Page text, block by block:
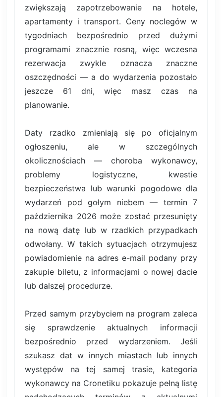
zwiększają zapotrzebowanie na hotele,
apartamenty i transport. Ceny noclegów w
tygodniach bezpośrednio przed dużymi
programami znacznie rosną, więc wczesna
rezerwacja zwykle oznacza znaczne
oszczędności — a do wydarzenia pozostało
jeszcze 61 dni, więc masz czas na
planowanie.
Daty rzadko zmieniają się po oficjalnym
ogłoszeniu, ale w szczególnych
okolicznościach — choroba wykonawcy,
problemy logistyczne, kwestie
bezpieczeństwa lub warunki pogodowe dla
wydarzeń pod gołym niebem — termin 7
października 2026 może zostać przesunięty
na nową datę lub w rzadkich przypadkach
odwołany. W takich sytuacjach otrzymujesz
powiadomienie na adres e-mail podany przy
zakupie biletu, z informacjami o nowej dacie
lub dalszej procedurze.
Przed samym przybyciem na program zaleca
się sprawdzenie aktualnych informacji
bezpośrednio przed wydarzeniem. Jeśli
szukasz dat w innych miastach lub innych
występów na tej samej trasie, kategoria
wykonawcy na Cronetiku pokazuje pełną listę